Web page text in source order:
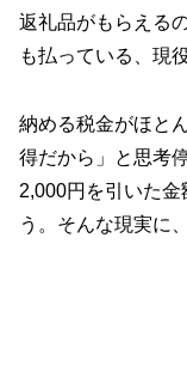
返礼品がもらえる
も払っている、現
納める税金がほと
得だから」と思考
2,000円を引いた
う。そんな現実に